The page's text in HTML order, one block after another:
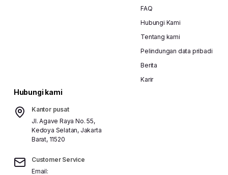
FAQ
Hubungi Kami
Tentang kami
Pelindungan data pribadi
Berita
Karir
Hubungi kami
Kantor pusat
Jl. Agave Raya No. 55,
Kedoya Selatan, Jakarta
Barat, 11520
Customer Service
Email: